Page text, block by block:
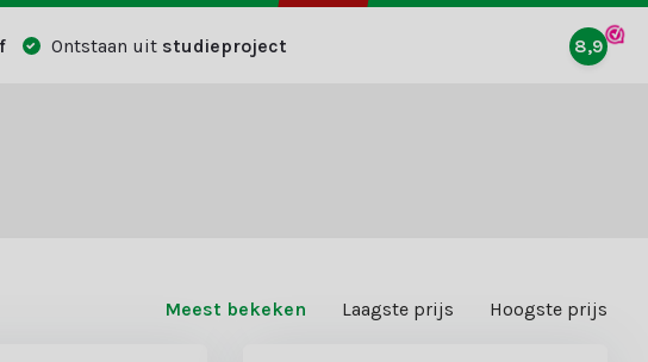
Ontstaan uit studieproject 8,9
Meest bekeken Laagste prijs Hoogste prijs